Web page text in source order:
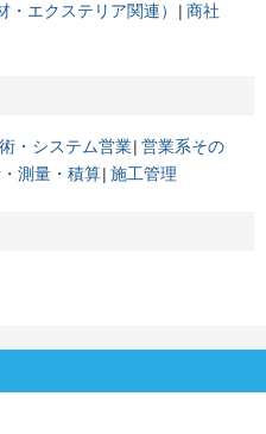
・エクステリア関連）
商社
・システム営業 営業系その
測量・積算 施工管理